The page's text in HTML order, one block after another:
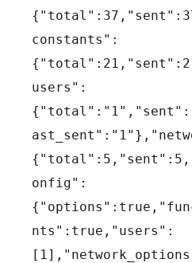
constants":
users":
onfig":
nts":true,"users":